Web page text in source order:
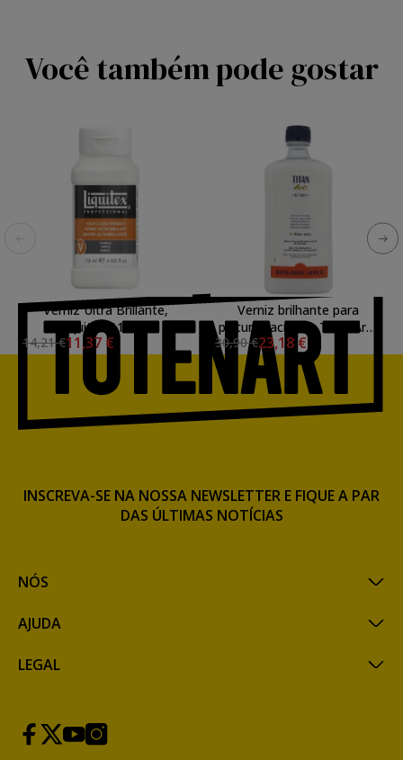
Você também pode gostar
Verniz Ultra Brillante,
Liquitex 118 ml.
14,21 €11,37 €
Verniz brilhante para
pinturas acrílicas Titan Arts
(1l)
30,90 €23,18 €
NÓS
AJUDA
LEGAL
INSCREVA-SE NA NOSSA NEWSLETTER E FIQUE A PAR
DAS ÚLTIMAS NOTÍCIAS